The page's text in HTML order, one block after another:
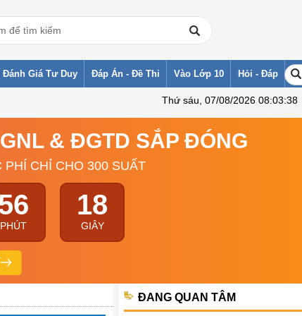
Đánh Giá Tư Duy Đáp Án - Đề Thi Vào Lớp 10 Hỏi - Đáp
Thứ sáu, 07/08/2026 08:03:38
& ĐGTD SẮP ĐÓNG
CHỈ CHO 300 SUẤT
PHÚT
17
GIÂY
ĐANG QUAN TÂM